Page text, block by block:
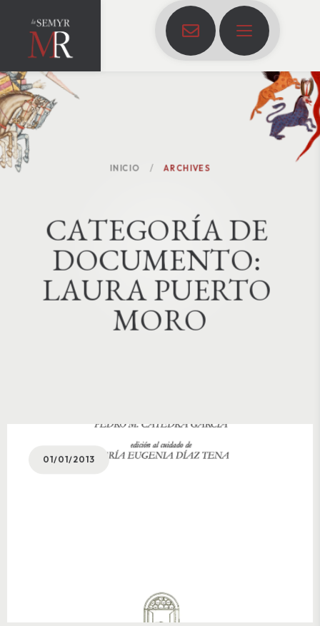
INICIO ARCHIVES
CATEGORÍADE
DOCUMENTO:
LAURA PUERTO
MORO
01/01/2013